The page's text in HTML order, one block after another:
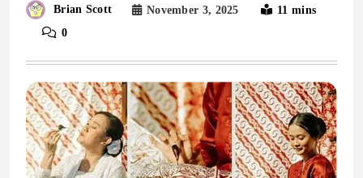
Brian Scott November 3, 2025
11 mins
0